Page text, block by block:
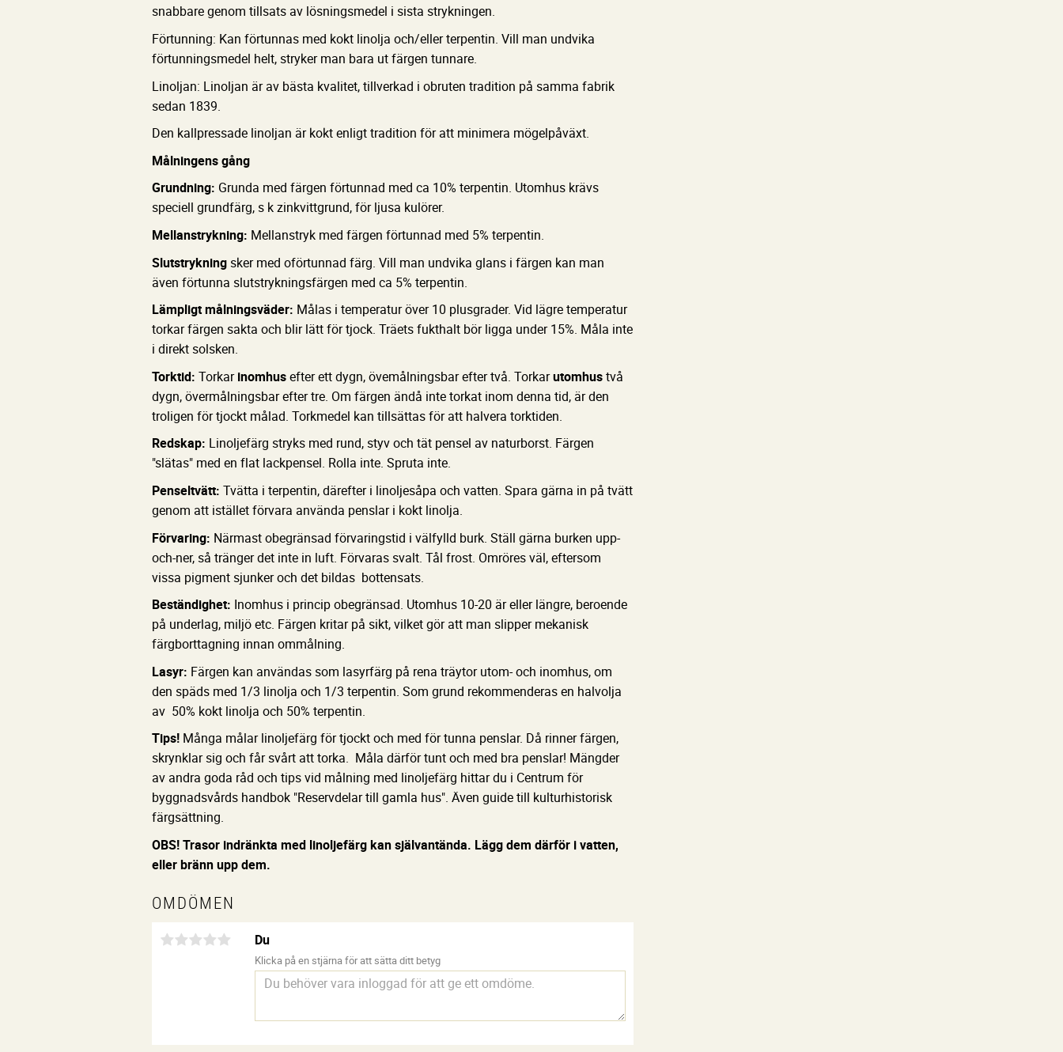
snabbare genom tillsats av lösningsmedel i sista strykningen.
Förtunning: Kan förtunnas med kokt linolja och/eller terpentin. Vill man undvika
förtunningsmedel helt, stryker man bara ut färgen tunnare.
Linoljan: Linoljan är av bästa kvalitet, tillverkad i obruten tradition på samma fabrik
sedan 1839.
Den kallpressade linoljan är kokt enligt tradition för att minimera mögelpåväxt.
Målningens gång
Grundning: Grunda med färgen förtunnad med ca 10% terpentin. Utomhus krävs
speciell grundfärg, s k zinkvittgrund, för ljusa kulörer.
Mellanstrykning: Mellanstryk med färgen förtunnad med 5% terpentin.
Slutstrykningsker med oförtunnad färg. Vill man undvika glans i färgen kan man
även förtunna slutstrykningsfärgen med ca 5% terpentin.
Lämpligt målningsväder: Målas i temperatur över 10 plusgrader. Vid lägre temperatur
torkar färgen sakta och blir lätt för tjock. Träets fukthalt bör ligga under 15%. Måla inte
i direkt solsken.
Torktid: Torkarinomhusefter ett dygn, övemålningsbar efter två. Torkarutomhustvå
dygn, övermålningsbar efter tre. Om färgen ändå inte torkat inom denna tid, är den
troligen för tjockt målad. Torkmedel kan tillsättas för att halvera torktiden.
Redskap: Linoljefärg stryks med rund, styv och tät pensel av naturborst. Färgen
"slätas" med en flat lackpensel. Rolla inte. Spruta inte.
Penseltvätt: Tvätta i terpentin, därefter i linoljesåpa och vatten. Spara gärna in på tvätt
genom att istället förvara använda penslar i kokt linolja.
Förvaring: Närmast obegränsad förvaringstid i välfylld burk. Ställ gärna burken upp-
och-ner, så tränger det inte in luft. Förvaras svalt. Tål frost. Omröres väl, eftersom
vissa pigment sjunker och det bildas bottensats.
Beständighet: Inomhus i princip obegränsad. Utomhus 10-20 är eller längre, beroende
på underlag, miljö etc. Färgen kritar på sikt, vilket gör att man slipper mekanisk
färgborttagning innan ommålning.
Lasyr: Färgen kan användas som lasyrfärg på rena träytor utom- och inomhus, om
den späds med 1/3 linolja och 1/3 terpentin. Som grund rekommenderas en halvolja
av 50% kokt linolja och 50% terpentin.
Tips! Många målar linoljefärg för tjockt och med för tunna penslar. Då rinner färgen,
skrynklar sig och får svårt att torka. Måla därför tunt och med bra penslar! Mängder
av andra goda råd och tips vid målning med linoljefärg hittar du i Centrum för
byggnadsvårds handbok "Reservdelar till gamla hus". Även guide till kulturhistorisk
färgsättning.
OBS! Trasor indränkta med linoljefärg kan självantända. Lägg dem därför i vatten,
eller bränn upp dem.
OMDÖMEN
Du
Klicka på en stjärna för att sätta ditt betyg